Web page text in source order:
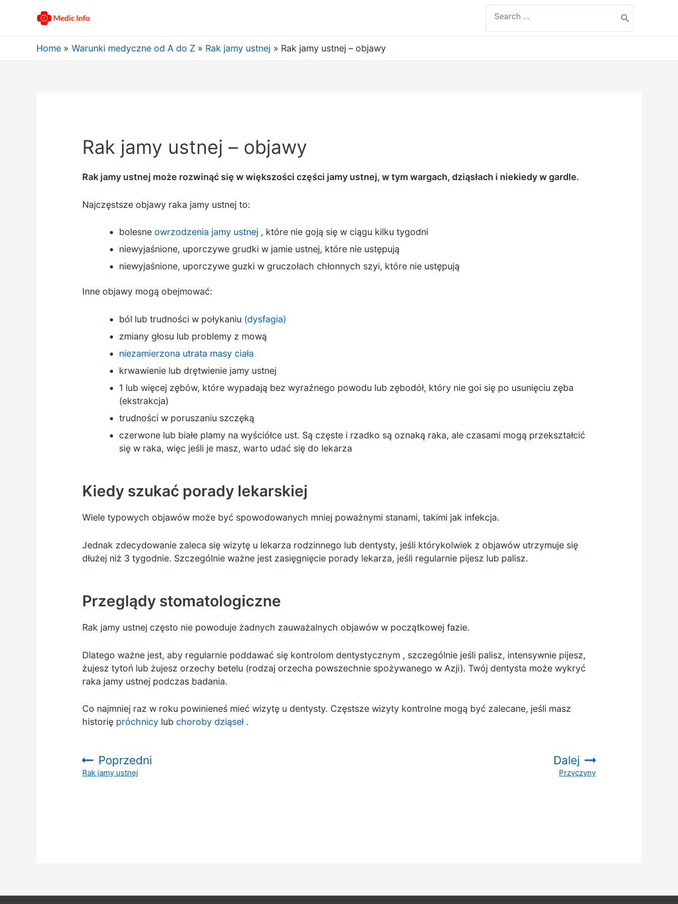
for:
Home Warunki medyczne od A do Z Rak jamy ustnej Rak jamy ustnej – objawy
Rak jamy ustnej – objawy
Rak jamy ustnej może rozwinąć się w większości części jamy ustnej, w tym wargach, dziąsłach i niekiedy w gardle.
Najczęstsze objawy raka jamy ustnej to:
bolesne owrzodzenia jamy ustnej , które nie goją się w ciągu kilku tygodni
niewyjaśnione, uporczywe grudki w jamie ustnej, które nie ustępują
niewyjaśnione, uporczywe guzki w gruczołach chłonnych szyi, które nie ustępują
Inne objawy mogą obejmować:
ból lub trudności w połykaniu (dysfagia)
zmiany głosu lub problemy z mową
niezamierzona utrata masy ciała
krwawienie lub drętwienie jamy ustnej
1 lub więcej zębów, które wypadają bez wyraźnego powodu lub zębodół, który nie goi się po usunięciu zęba
(ekstrakcja)
trudności w poruszaniu szczęką
czerwone lub białe plamy na wyściółce ust. Są częste i rzadko są oznaką raka, ale czasami mogą przekształcić
się w raka, więc jeśli je masz, warto udać się do lekarza
Kiedy szukać porady lekarskiej
Wiele typowych objawów może być spowodowanych mniej poważnymi stanami, takimi jak infekcja.
Jednak zdecydowanie zaleca się wizytę u lekarza rodzinnego lub dentysty, jeśli którykolwiek z objawów utrzymuje się
dłużej niż 3 tygodnie. Szczególnie ważne jest zasięgnięcie porady lekarza, jeśli regularnie pijesz lub palisz.
Przeglądy stomatologiczne
Rak jamy ustnej często nie powoduje żadnych zauważalnych objawów w początkowej fazie.
Dlatego ważne jest, aby regularnie poddawać się kontrolom dentystycznym , szczególnie jeśli palisz, intensywnie pijesz,
żujesz tytoń lub żujesz orzechy betelu (rodzaj orzecha powszechnie spożywanego w Azji). Twój dentysta może wykryć
raka jamy ustnej podczas badania.
Co najmniej raz w roku powinieneś mieć wizytę u dentysty. Częstsze wizyty kontrolne mogą być zalecane, jeśli masz
historię próchnicylub choroby dziąseł.
Poprzedni
:Rak jamy ustnej
Dalej
:
Przyczyny